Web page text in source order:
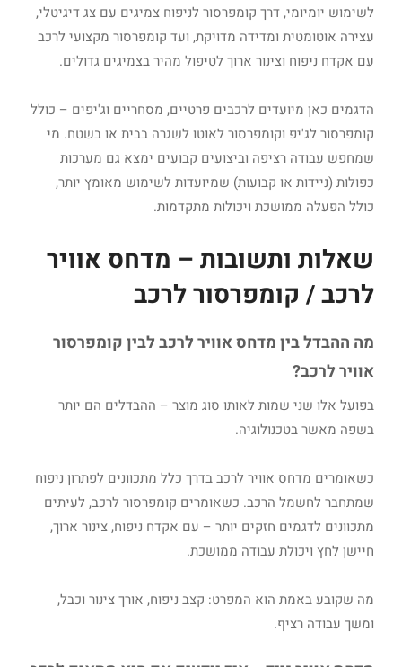
לשימוש יומיומי, דרך קומפרסור לניפוח צמיגים עם צג דיגיטלי,
עצירה אוטומטית ומדידה מדויקת, ועד קומפרסור מקצועי לרכב
עם אקדח ניפוח וצינור ארוך לטיפול מהיר בצמיגים גדולים.
הדגמים כאן מיועדים לרכבים פרטיים, מסחריים וג'יפים – כולל
קומפרסור לג'יפ וקומפרסור לאוטו לשגרה בבית או בשטח. מי
שמחפש עבודה רציפה וביצועים קבועים ימצא גם מערכות
כפולות (ניידות או קבועות) שמיועדות לשימוש מאומץ יותר,
כולל הפעלה ממושכת ויכולות מתקדמות.
שאלות ותשובות – מדחס אוויר
לרכב / קומפרסור לרכב
מה ההבדל בין מדחס אוויר לרכב לבין קומפרסור
אוויר לרכב?
בפועל אלו שני שמות לאותו סוג מוצר – ההבדלים הם יותר
בשפה מאשר בטכנולוגיה.
כשאומרים מדחס אוויר לרכב בדרך כלל מתכוונים לפתרון ניפוח
שמתחבר לחשמל הרכב. כשאומרים קומפרסור לרכב, לעיתים
מתכוונים לדגמים חזקים יותר – עם אקדח ניפוח, צינור ארוך,
חיישן לחץ ויכולת עבודה ממושכת.
מה שקובע באמת הוא המפרט: קצב ניפוח, אורך צינור וכבל,
ומשך עבודה רציף.